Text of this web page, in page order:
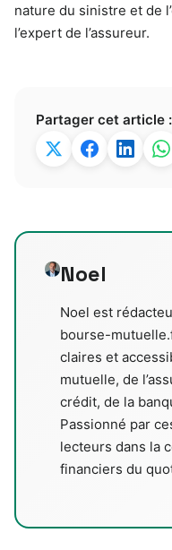
nature du sinistre et de
l’expert de l’assureur.
Partager cet article :
Noel
Noel est
bourse-
claires et
mutuelle, de
crédit, de la
Passionné par
lecteurs dans la
financiers du